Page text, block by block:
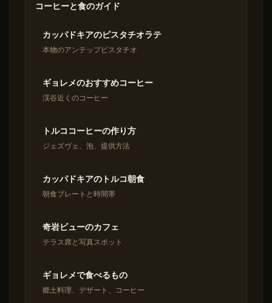
コーヒーと食のガイド
カッパドキアのピスタチオラテ
本物のアンテップピスタチオ
ギョレメのおすすめコーヒー
渓谷近くのコーヒー
トルココーヒーの作り方
ジェズヴェ、泡、提供方法
カッパドキアのトルコ朝食
朝食プレートと時間帯
奇岩ビューのカフェ
テラス席と写真スポット
ギョレメで食べるもの
郷土料理、デザート、コーヒー